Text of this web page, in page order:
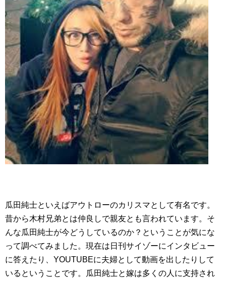
瓜田純士といえばアウトローのカリスマとして有名です。
昔から木村兄弟とは仲良しで親友とも言われています。そ
んな瓜田純士が今どうしているのか？ということが気にな
って調べてみました。現在は日刊サイゾーにインタビュー
に答えたり、YOUTUBEに夫婦として動画を出したりして
いるということです。瓜田純士と嫁は多くの人に支持され